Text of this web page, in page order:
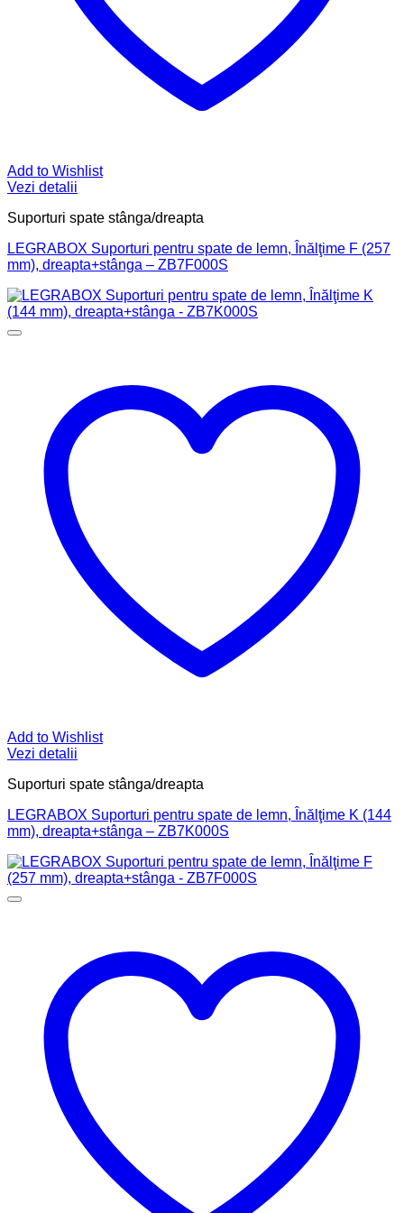
Add to Wishlist
Vezi detalii
Suporturi spate stânga/dreapta
LEGRABOX Suporturi pentru spate de lemn, Înălţime F (257
mm), dreapta+stânga – ZB7F000S
Add to Wishlist
Vezi detalii
Suporturi spate stânga/dreapta
LEGRABOX Suporturi pentru spate de lemn, Înălţime K (144
mm), dreapta+stânga – ZB7K000S